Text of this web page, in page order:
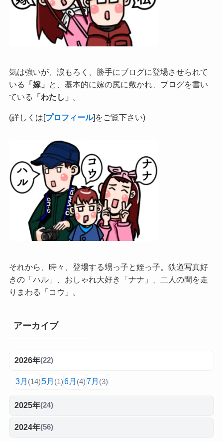
気は強いが、涙もろく、勝手にブログに登場させられて
いる
「嫁」
と、基本的に嫁の尻に敷かれ、ブログを書い
ている
「わたし」 。
(詳しくは[プロフィール]をご覧下さい)
それから、時々、登場する甥っ子と姪っ子。鉄道写真好
きの「ハル」、おしゃれ大好き「ナナ」、二人の間を走
りまわる「コウ」。
アーカイブ
2026年(22)
3月 (14)5月 (1)6月 (4)7月 (3)
2025年(24)
2024年(56)